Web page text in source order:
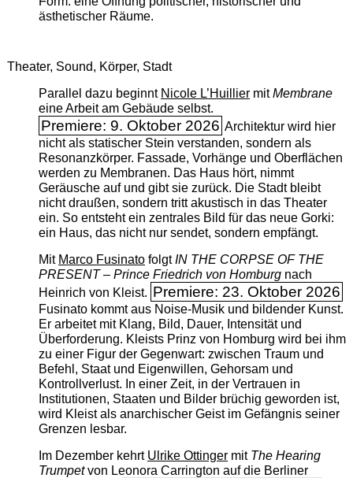
ästhetischer Räume.
Theater, Sound, Körper, Stadt
Parallel dazu beginnt Nicole L’Huilliermit ­Membrane
eine Arbeit am Gebäude selbst.
Premiere: 9. Oktober 2026 Architektur wird hier
nicht als statischer Stein verstanden, sondern als
Resonanzkörper. Fassade, Vorhänge und Oberflächen
werden zu Membranen. Das Haus hört, nimmt
Geräusche auf und gibt sie zurück. Die Stadt bleibt
nicht draußen, sondern tritt akustisch in das Theater
ein. So entsteht ein zentrales Bild für das neue Gorki:
ein Haus, das nicht nur sendet, sondern empfängt.
Mit Marco FusinatofolgtIN THE CORPSE OF THE
PRESENT – Prince Friedrich von Homburgnach
Heinrich von Kleist. Premiere: 23. Oktober 2026
Fusinato kommt aus Noise-Musik und bildender Kunst.
Er arbeitet mit Klang, Bild, Dauer, Intensität und
Überforderung. Kleists Prinz von Homburg wird bei ihm
zu einer Figur der Gegenwart: zwischen Traum und
Befehl, Staat und Eigenwillen, Gehorsam und
Kontrollverlust. In einer Zeit, in der Vertrauen in
Institutionen, Staaten und Bilder brüchig geworden ist,
wird Kleist als anarchischer Geist im Gefängnis seiner
Grenzen lesbar.
Im Dezember kehrt Ulrike Ottingermit The ­Hearing
Trumpetvon Leonora Carrington auf die Berliner